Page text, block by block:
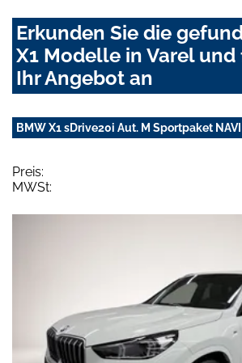
Erkunden Sie die
X1 Modelle in Varel
Ihr Angebot an
BMW X1 sDrive20i Aut. M Sportpaket NAVI
Preis:
MWSt: